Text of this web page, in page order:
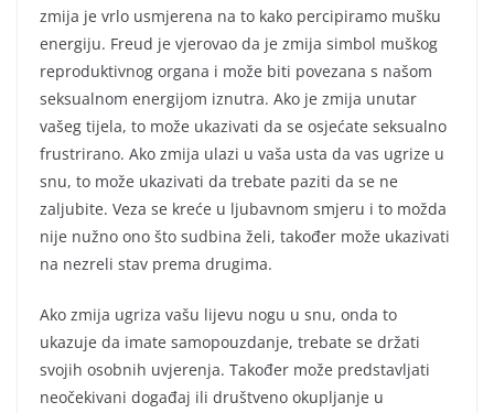
zmija je vrlo usmjerena na to kako percipiramo mušku
energiju. Freud je vjerovao da je zmija simbol muškog
reproduktivnog organa i može biti povezana s našom
seksualnom energijom iznutra. Ako je zmija unutar
vašeg tijela, to može ukazivati da se osjećate seksualno
frustrirano. Ako zmija ulazi u vaša usta da vas ugrize u
snu, to može ukazivati da trebate paziti da se ne
zaljubite. Veza se kreće u ljubavnom smjeru i to možda
nije nužno ono što sudbina želi, također može ukazivati
na nezreli stav prema drugima.
Ako zmija ugriza vašu lijevu nogu u snu, onda to
ukazuje da imate samopouzdanje, trebate se držati
svojih osobnih uvjerenja. Također može predstavljati
neočekivani događaj ili društveno okupljanje u